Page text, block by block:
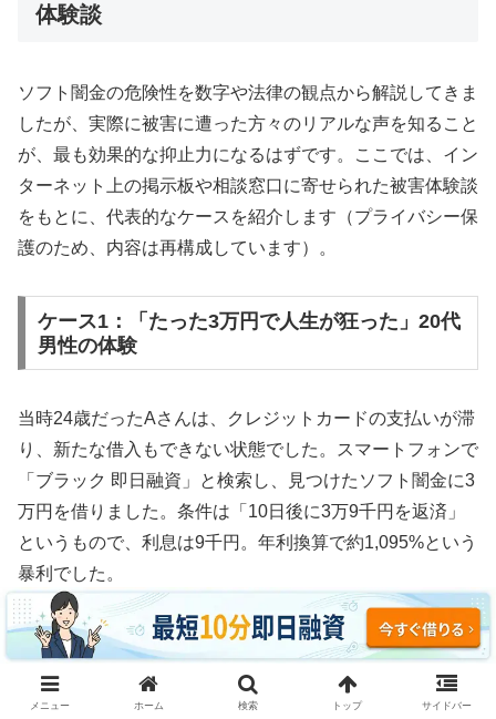
体験談
ソフト闇金の危険性を数字や法律の観点から解説してきま
したが、実際に被害に遭った方々のリアルな声を知ること
が、最も効果的な抑止力になるはずです。ここでは、イン
ターネット上の掲示板や相談窓口に寄せられた被害体験談
をもとに、代表的なケースを紹介します（プライバシー保
護のため、内容は再構成しています）。
ケース1：「たった3万円で人生が狂った」20代
男性の体験
当時24歳だったAさんは、クレジットカードの支払いが滞
り、新たな借入もできない状態でした。スマートフォンで
「ブラック 即日融資」と検索し、見つけたソフト闇金に3
万円を借りました。条件は「10日後に3万9千円を返済」
というもので、利息は9千円。年利換算で約1,095%という
暴利でした。
最初の返済はなんとかできました。しかし、その返済のた
めに食費を切り詰めた結果、翌月にはさらに資金繰りが悪
化。再度同じ業者から5万円を借りてしまいます。今度は
メニュー ホーム 検索 トップ サイドバー